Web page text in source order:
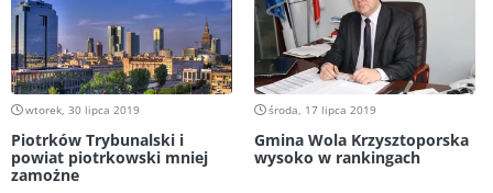
wtorek, 30 lipca 2019
Piotrków Trybunalski i
powiat piotrkowski mniej
zamożne
środa, 17 lipca 2019
Gmina Wola Krzysztoporska
wysoko w rankingach